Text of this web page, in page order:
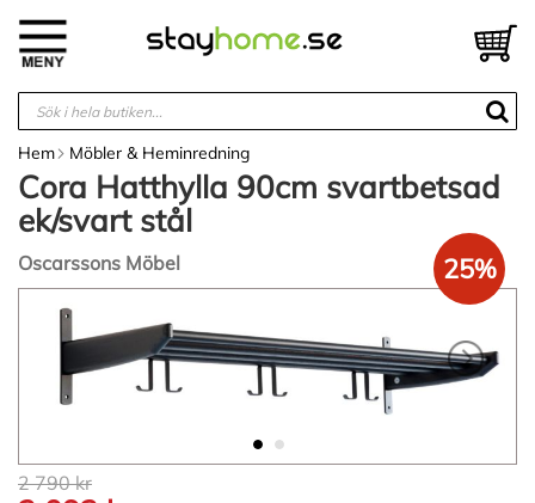
innehållet
Hem Möbler & Heminredning
Cora Hatthylla 90cm svartbetsad
ek/svart stål
Oscarssons Möbel
bildgalleriet
Hoppa
25%
2 790 kr